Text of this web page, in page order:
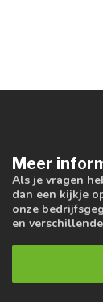
Meer
Als je vragen
dan een kijkje
onze
en